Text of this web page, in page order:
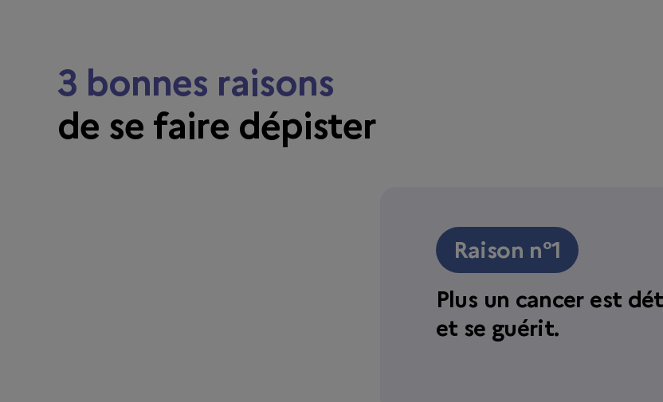
3 bonnes raisons
de se faire dépister
Raison n°1
Plus un cancer est
et se guérit.